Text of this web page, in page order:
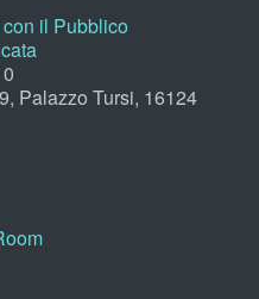
il Pubblico
Palazzo Tursi, 16124